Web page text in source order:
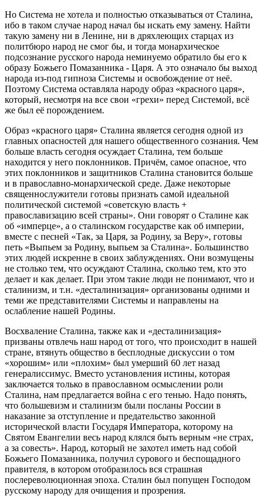
Но Система не хотела и полностью отказываться от Сталина,
ибо в таком случае народ начал бы искать ему замену. Найти
такую замену ни в Ленине, ни в дряхлеющих старцах из
политбюро народ не смог бы, и тогда монархическое
подсознание русского народа неминуемо обратило бы его к
образу Божьего Помазанника - Царя. А это означало бы выход
народа из-под гипноза Системы и освобождение от неё.
Поэтому Система оставляла народу образ «красного царя»,
который, несмотря на все свои «грехи» перед Системой, всё
же был её порождением.
Образ «красного царя» Сталина является сегодня одной из
главных опасностей для нашего общественного сознания. Чем
больше власть сегодня осуждает Сталина, тем больше
находится у него поклонников. Причём, самое опасное, что
этих поклонников и защитников Сталина становится больше
и в православно-монархической среде. Даже некоторые
священнослужители готовы признать самой идеальной
политической системой «советскую власть +
православизацию всей страны». Они говорят о Сталине как
об «имперце», а о сталинском государстве как об империи,
вместе с песней «Так, за Царя, за Родину, за Веру», готовы
петь «Выпьем за Родину, выпьем за Сталина». Большинство
этих людей искренне в своих заблуждениях. Они возмущены
не столько тем, что осуждают Сталина, сколько тем, кто это
делает и как делает. При этом такие люди не понимают, что и
сталинизм, и т.н. «десталинизация» организованы одними и
теми же представителями Системы и направлены на
ослабление нашей Родины.
Восхваление Сталина, также как и «десталинизация»
призваны отвлечь наш народ от того, что происходит в нашей
стране, втянуть общество в бесплодные дискуссии о том
«хорошим» или «плохим» был умерший 60 лет назад
генералиссимус. Вместо установления истины, которая
заключается только в православном осмыслении роли
Сталина, нам предлагается война с его тенью. Надо понять,
что большевизм и сталинизм были посланы России в
наказание за отступление и предательство законной
исторической власти Государя Императора, которому на
Святом Евангелии весь народ клялся быть верным «не страх,
а за совесть». Народ, который не захотел иметь над собой
Божьего Помазанника, получил сурового и беспощадного
правителя, в котором отобразилось вся страшная
послереволюционная эпоха. Сталин был попущен Господом
русскому народу для очищения и прозрения.